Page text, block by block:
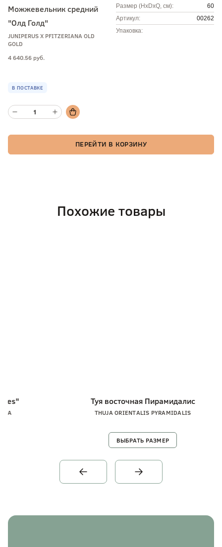
Можжевельник средний
"Олд Голд"
JUNIPERUS X PFITZERIANA OLD
GOLD
4 640.56 руб.
Размер (HxDxQ, см):
60
Артикул:
00262
Упаковка:
В ПОСТАВКЕ
ПЕРЕЙТИ В КОРЗИНУ
Похожие товары
Туя восточная Пирамидалис
THUJA ORIENTALIS PYRAMIDALIS
ВЫБРАТЬ РАЗМЕР